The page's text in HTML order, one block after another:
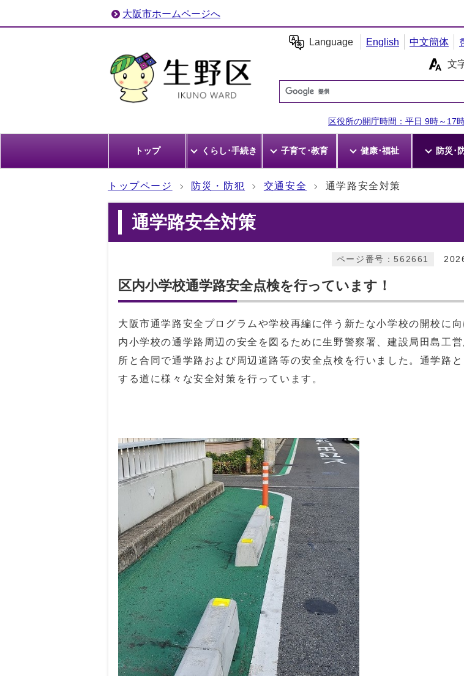
大阪市ホームページへ
Language English 中文簡体
文
区役所の開庁時間：平日 9時～17
トップ くらし･手続き 子育て･教育 健康･福祉 防災･
トップページ 防災・防犯 交通安全 通学路安全対策
通学路安全対策
ページ番号：562661
区内小学校通学路安全点検を行っています！
大阪市通学路安全プログラムや学校再編に伴う新たな小学校の開校に
内小学校の通学路周辺の安全を図るために生野警察署、建設局田島工
所と合同で通学路および周辺道路等の安全点検を行いました。通学路と
する道に様々な安全対策を行っています。